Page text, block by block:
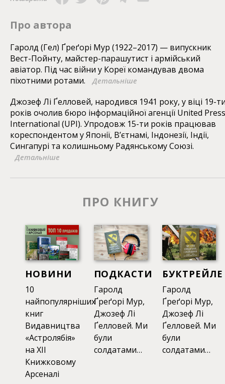
за мотивами якої був створений однойменний фільм,
адресована військовослужбовцям, волонтерам,
дослідникам воєнної історії, усім, хто цікавиться
військовою справою та вивчає вплив війни на наше
життя.
Про автора
Гаролд (Гел) Ґреґорі Мур (1922–2017) — випускник
Вест-Пойнту, майстер-парашутист і армійський
авіатор. Під час війни у Кореї командував двома
піхотними ротами.
Детальніше
Джозеф Лі Ґелловей, народився 1941 року, у віці 19-
років очолив бюро інформаційної агенції United Press
International (UPI). Упродовж 15-ти років працював
кореспондентом у Японії, В’єтнамі, Індонезії, Індії,
Сингапурі та колишньому Радянському Союзі.
Детальніше
ПРО КНИГУ
НОВИНИ
10
найпопулярніших
книг
Видавництва
«Астролябія»
на XII
Книжковому
Арсеналі
ПОДКАСТИ
Гаролд
Ґреґорі Мур,
Джозеф Лі
Ґелловей. Ми
були
солдатами…
Гаролд
Ґреґорі Мур,
Джозеф Лі
Ґелловей. Ми
були
солдатами…